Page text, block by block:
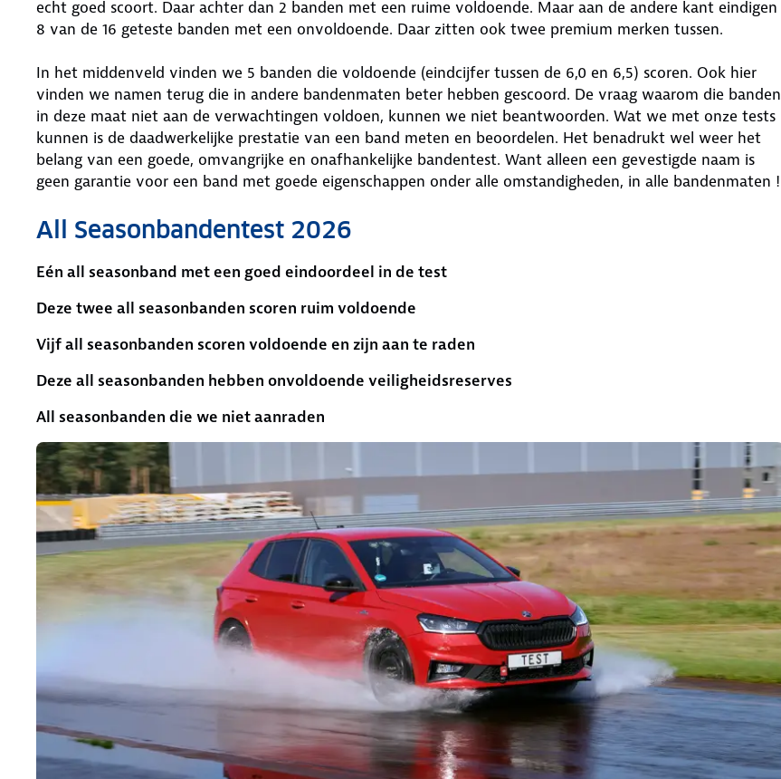
echt goed scoort. Daar achter dan 2 banden met een ruime voldoende. Maar aan de andere kant eindigen
8 van de 16 geteste banden met een onvoldoende. Daar zitten ook twee premium merken tussen.
In het middenveld vinden we 5 banden die voldoende (eindcijfer tussen de 6,0 en 6,5) scoren. Ook hier
vinden we namen terug die in andere bandenmaten beter hebben gescoord. De vraag waarom die banden
in deze maat niet aan de verwachtingen voldoen, kunnen we niet beantwoorden. Wat we met onze tests
kunnen is de daadwerkelijke prestatie van een band meten en beoordelen. Het benadrukt wel weer het
belang van een goede, omvangrijke en onafhankelijke bandentest. Want alleen een gevestigde naam is
geen garantie voor een band met goede eigenschappen onder alle omstandigheden, in alle bandenmaten !
All Seasonbandentest 2026
Eén all seasonband met een goed eindoordeel in de test
Deze twee all seasonbanden scoren ruim voldoende
Vijf all seasonbanden scoren voldoende en zijn aan te raden
Deze all seasonbanden hebben onvoldoende veiligheidsreserves
All seasonbanden die we niet aanraden